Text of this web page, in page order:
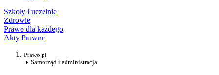
Szkoły i uczelnie
Zdrowie
Prawo dla każdego
Akty Prawne
Prawo.pl
Samorząd i administracja